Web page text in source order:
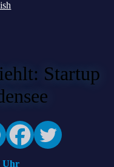
Startup